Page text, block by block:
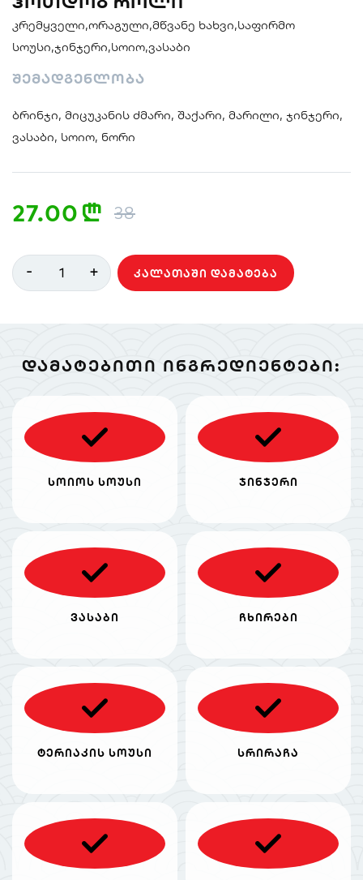
კრემყველი,ორაგული,მწვანე ხახვი,საფირმო
სოუსი,ჯინჯერი,სოიო,ვასაბი
შემადგენლობა
ბრინჯი, მიცუკანის ძმარი, შაქარი, მარილი, ჯინჯერი,
ვასაბი, სოიო, ნორი
27.00 n 38
- 1 + ᲙᲐᲚᲐᲗᲐᲨᲘ ᲓᲐᲛᲐᲢᲔᲑᲐ
ᲓᲐᲛᲐᲢᲔᲑᲘᲗᲘ ᲘᲜᲒᲠᲔᲓᲘᲔᲜᲢᲔᲑᲘ:
სოიოს სოუსი ჯინჯერი
ვასაბი ჩხირები
ტერიაკის სოუსი სრირაჩა